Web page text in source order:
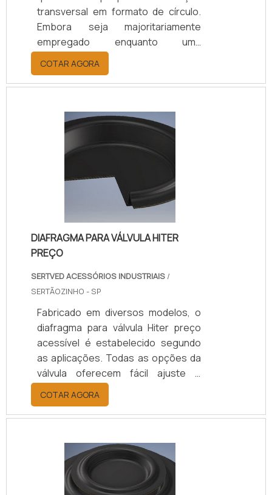
transversal em formato de círculo.
Embora seja majoritariamente
empregado enquanto uma
plataforma de vedação interna de
máquinas sem movimento, também
é possível que o oring
produtos em formatos líquidos ou
gasosos.Conheça mais
informações a respeito do oringEm
anel de borracha pode ser aplicado
enquanto um elemento de vedação
dinâmica capaz de ser aplicado com
base nos.
COTAR AGORA
DIAFRAGMA PARA VÁLVULA HITER
PREÇO
SERTVED ACESSÓRIOS INDUSTRIAIS /
SERTÃOZINHO - SP
Fabricado em diversos modelos, o
diafragma para válvula Hiter preço
acessível é estabelecido segundo
as aplicações. Todas as opções da
válvula oferecem fácil ajuste e
controle preciso de estanqueidade.
Fabricadas em metal ou plástico, o
diafragma possui adequação à
fechamento e abertura da
passagem de fluxos. Alguns
modelos ainda são projetados e
COTAR AGORA